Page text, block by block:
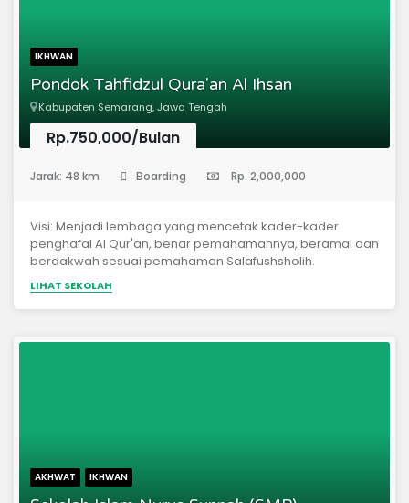
IKHWAN
Pondok Tahfidzul Qura'an Al Ihsan
Kabupaten Semarang, Jawa Tengah
Rp.750,000/Bulan
Jarak: 48 km Boarding Rp. 2,000,000
Visi: Menjadi lembaga yang mencetak kader-kader
penghafal Al Qur'an, benar pemahamannya, beramal dan
berdakwah sesuai pemahaman Salafushsholih.
LIHAT SEKOLAH
AKHWAT IKHWAN